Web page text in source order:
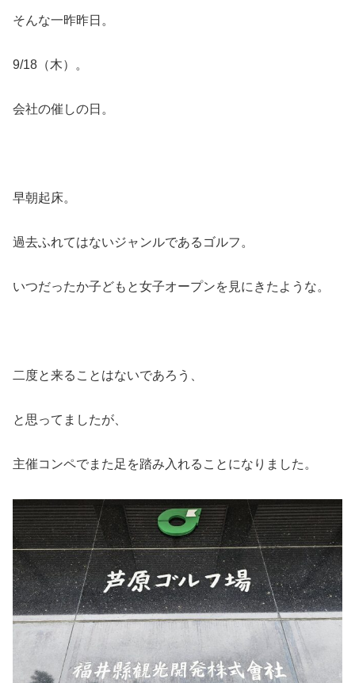
そんな一昨昨日。
9/18（木）。
会社の催しの日。
早朝起床。
過去ふれてはないジャンルであるゴルフ。
いつだったか子どもと女子オープンを見にきたような。
二度と来ることはないであろう、
と思ってましたが、
主催コンペでまた足を踏み入れることになりました。